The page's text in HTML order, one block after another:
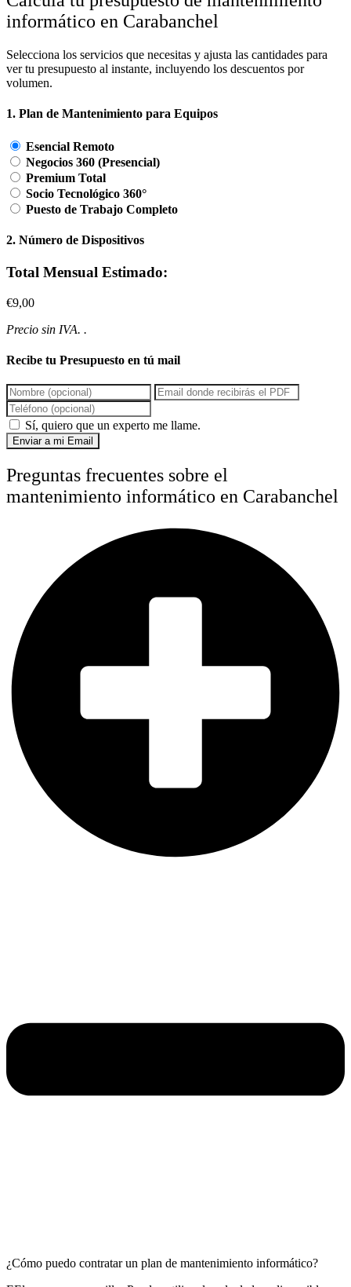
informático en Carabanchel
Selecciona los servicios que necesitas y ajusta las cantidades para
ver tu presupuesto al instante, incluyendo los descuentos por
volumen.
1. Plan de Mantenimiento para Equipos
Esencial Remoto
Negocios 360 (Presencial)
Premium Total
Socio Tecnológico 360°
Puesto de Trabajo Completo
2. Número de Dispositivos
Total Mensual Estimado:
€9,00
Precio sin IVA. .
Recibe tu Presupuesto en tú mail
Sí, quiero que un experto me llame.
Enviar a mi Email
Preguntas frecuentes sobre el
mantenimiento informático en Carabanchel
¿Cómo puedo contratar un plan de mantenimiento informático?